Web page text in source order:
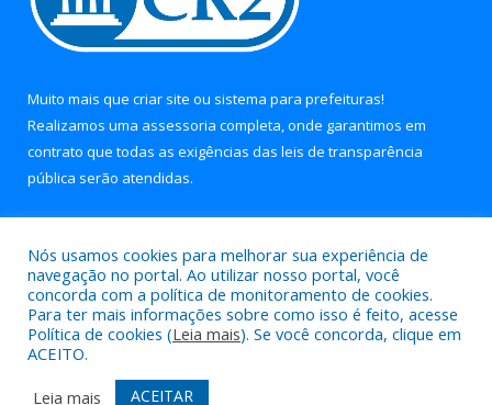
Muito mais que criar site ou sistema para prefeituras!
Realizamos uma assessoria completa, onde garantimos em
contrato que todas as exigências das leis de transparência
pública serão atendidas.
Todos os direitos reservados a Prefeitura Municipal de Soure.
Mapa do Site Acessar Área Administrativa
Nós usamos cookies para melhorar sua experiência de
navegação no portal. Ao utilizar nosso portal, você
concorda com a política de monitoramento de cookies.
Para ter mais informações sobre como isso é feito, acesse
Política de cookies (Leia mais). Se você concorda, clique em
ACEITO.
Leia mais
ACEITAR